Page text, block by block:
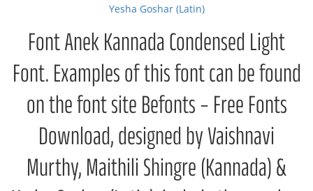
Yesha Goshar (Latin)
Font Anek Kannada Condensed Light
Font. Examples of this font can be found
on the font site Befonts – Free Fonts
Download, designed by Vaishnavi
Murthy, Maithili Shingre (Kannada) &